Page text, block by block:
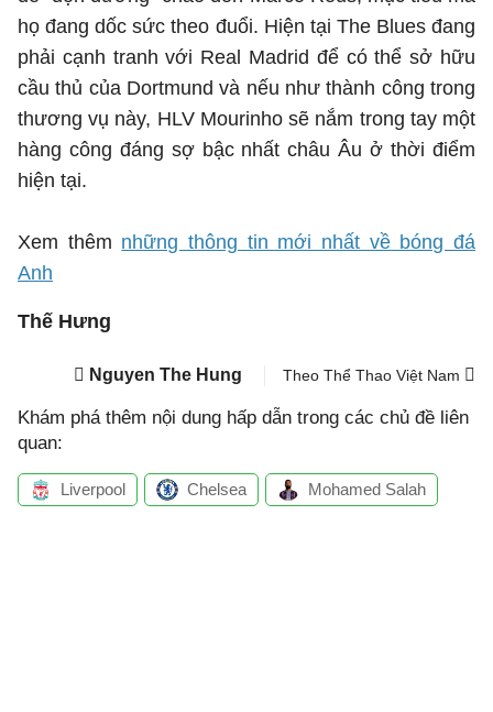
họ đang dốc sức theo đuổi. Hiện tại The Blues đang
phải cạnh tranh với Real Madrid để có thể sở hữu
cầu thủ của Dortmund và nếu như thành công trong
thương vụ này, HLV Mourinho sẽ nắm trong tay một
hàng công đáng sợ bậc nhất châu Âu ở thời điểm
hiện tại.
Xem thêm những thông tin mới nhất về bóng đá
Anh
Thế Hưng
Nguyen The Hung Theo Thể Thao Việt Nam
Khám phá thêm nội dung hấp dẫn trong các chủ đề liên
quan:
Liverpool Chelsea Mohamed Salah